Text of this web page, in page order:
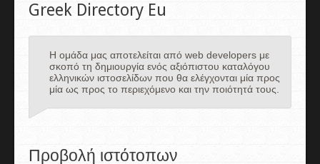
Greek Directory Eu
Η ομάδα μας αποτελείται από web developers με
σκοπό τη δημιουργία ενός αξιόπιστου καταλόγου
ελληνικών ιστοσελίδων που θα ελέγχονται μία προς
μία ως προς το περιεχόμενο και την ποιότητά τους.
Προβολή ιστότοπων